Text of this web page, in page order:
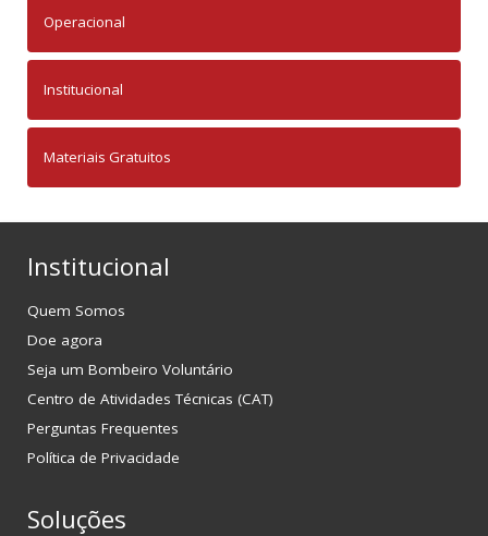
Operacional
Institucional
Materiais Gratuitos
Institucional
Quem Somos
Doe agora
Seja um Bombeiro Voluntário
Centro de Atividades Técnicas (CAT)
Perguntas Frequentes
Política de Privacidade
Soluções